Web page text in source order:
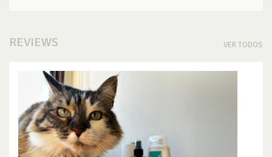
REVIEWS VER TODOS